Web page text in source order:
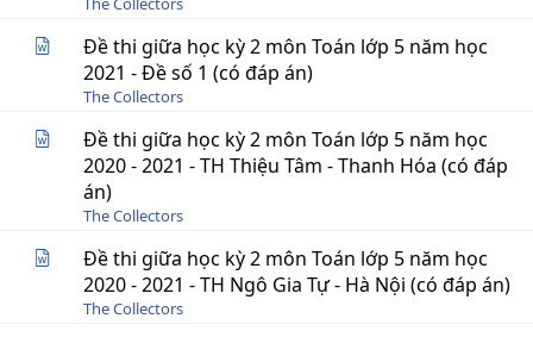
Đề thi giữa học kỳ 2 môn Toán lớp 5 năm học
2021 - Đề số 1 (có đáp án)
The Collectors
Đề thi giữa học kỳ 2 môn Toán lớp 5 năm học
2020 - 2021 - TH Thiệu Tâm - Thanh Hóa (có đáp
án)
The Collectors
Đề thi giữa học kỳ 2 môn Toán lớp 5 năm học
2020 - 2021 - TH Ngô Gia Tự - Hà Nội (có đáp án)
The Collectors